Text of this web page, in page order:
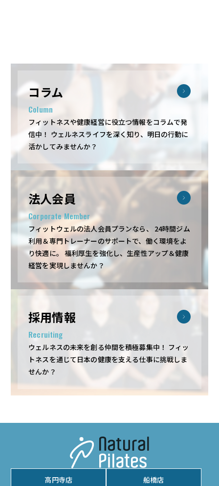
コラム
Column
フィットネスや健康経営に役立つ情報をコラムで発
信中！ ウェルネスライフを深く知り、明日の行動に
活かしてみませんか？
法人会員
Corporate Member
フィットウェルの法人会員プランなら、
24時間ジム
利用＆専門トレーナーのサポートで、働く環境をよ
り快適に。 福利厚生を強化し、生産性アップ＆健康
経営を実現しませんか？
採用情報
Recruiting
ウェルネスの未来を創る仲間を積極募集中！ フィッ
トネスを通じて日本の健康を支える仕事に挑戦しま
せんか？
高円寺店 船橋店